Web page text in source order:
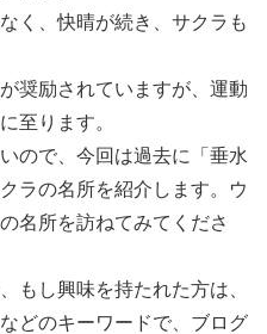
く、快晴が続き、サクラも
奨励されていますが、運動
至ります。
ので、今回は過去に「垂水
ラの名所を紹介します。ウ
名所を訪ねてみてくださ
もし興味を持たれた方は、
どのキーワードで、ブログ